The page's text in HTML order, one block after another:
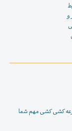
و
کشی کشی مهم شما